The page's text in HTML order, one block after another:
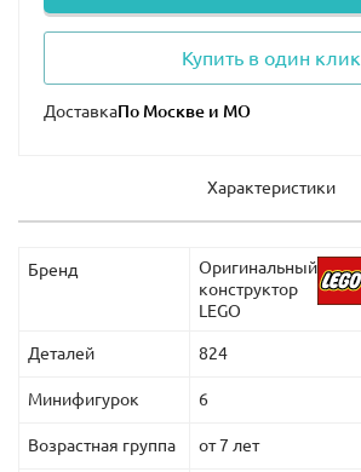
Купить в один клик
Доставка
Характеристики
Бренд
Оригинальный
конструктор
LEGO
Деталей 824
Минифигурок 6
Возрастная группа от 7 лет